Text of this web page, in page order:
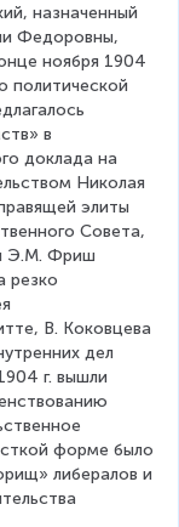
назначенный
Федоровны,
ноября 1904
политической
в
доклада на
Николая
элиты
Совета,
Э.М. Фриш
резко
В. Коковцева
дел
г. вышли
форме было
либералов и